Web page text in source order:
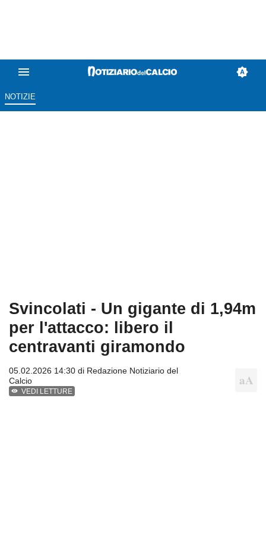
NOTIZIE
Svincolati - Un gigante di 1,94m
per l'attacco: libero il
centravanti giramondo
05.02.2026 14:30 di Redazione Notiziario del
Calcio
VEDI LETTURE